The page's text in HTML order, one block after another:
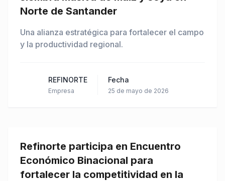
Norte de Santander
Una alianza estratégica para fortalecer el campo
y la productividad regional.
REFINORTE
Empresa
Fecha
25 de mayo de 2026
Refinorte participa en Encuentro
Económico Binacional para
fortalecer la competitividad en la